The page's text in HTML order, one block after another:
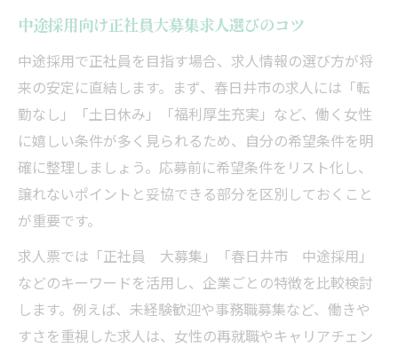
中途採用向け正社員大募集求人選びのコツ
中途採用で正社員を目指す場合、求人情報の選び方が将
来の安定に直結します。まず、春日井市の求人には「転
勤なし」「土日休み」「福利厚生充実」など、働く女性
に嬉しい条件が多く見られるため、自分の希望条件を明
確に整理しましょう。応募前に希望条件をリスト化し、
譲れないポイントと妥協できる部分を区別しておくこと
が重要です。
求人票では「正社員 大募集」「春日井市 中途採用」
などのキーワードを活用し、企業ごとの特徴を比較検討
します。例えば、未経験歓迎や事務職募集など、働きや
すさを重視した求人は、女性の再就職やキャリアチェン